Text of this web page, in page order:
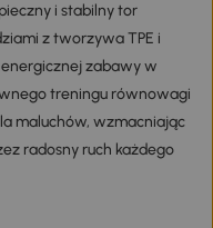
i stabilny tor
z tworzywa TPE i
zabawy w
treningu równowagi
maluchów, wzmacniając
radosny ruch każdego